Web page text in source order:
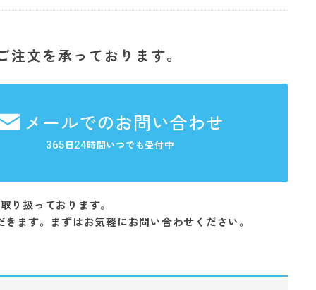
文を承っております。
メールでのお問い合わせ
365日24時間いつでも受付中
り扱っております。
ます。まずはお気軽にお問い合わせください。